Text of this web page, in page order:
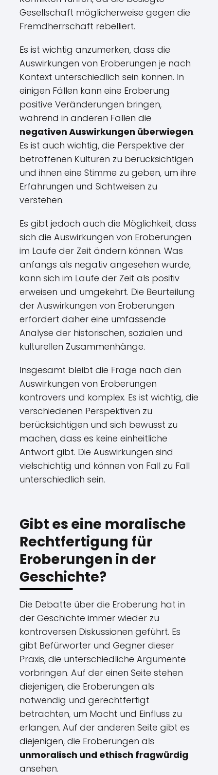
Gesellschaft möglicherweise gegen die
Fremdherrschaft rebelliert.
Es ist wichtig anzumerken, dass die
Auswirkungen von Eroberungen je nach
Kontext unterschiedlich sein können. In
einigen Fällen kann eine Eroberung
positive Veränderungen bringen,
während in anderen Fällen die
negativen Auswirkungen überwiegen.
Es ist auch wichtig, die Perspektive der
betroffenen Kulturen zu berücksichtigen
und ihnen eine Stimme zu geben, um ihre
Erfahrungen und Sichtweisen zu
verstehen.
Es gibt jedoch auch die Möglichkeit, dass
sich die Auswirkungen von Eroberungen
im Laufe der Zeit ändern können. Was
anfangs als negativ angesehen wurde,
kann sich im Laufe der Zeit als positiv
erweisen und umgekehrt. Die Beurteilung
der Auswirkungen von Eroberungen
erfordert daher eine umfassende
Analyse der historischen, sozialen und
kulturellen Zusammenhänge.
Insgesamt bleibt die Frage nach den
Auswirkungen von Eroberungen
kontrovers und komplex. Es ist wichtig, die
verschiedenen Perspektiven zu
berücksichtigen und sich bewusst zu
machen, dass es keine einheitliche
Antwort gibt. Die Auswirkungen sind
vielschichtig und können von Fall zu Fall
unterschiedlich sein.
Gibt es eine moralische
Rechtfertigung für
Eroberungen in der
Geschichte?
Die Debatte über die Eroberung hat in
der Geschichte immer wieder zu
kontroversen Diskussionen geführt. Es
gibt Befürworter und Gegner dieser
Praxis, die unterschiedliche Argumente
vorbringen. Auf der einen Seite stehen
diejenigen, die Eroberungen als
notwendig und gerechtfertigt
betrachten, um Macht und Einfluss zu
erlangen. Auf der anderen Seite gibt es
diejenigen, die Eroberungen als
unmoralisch und ethisch fragwürdig
ansehen.